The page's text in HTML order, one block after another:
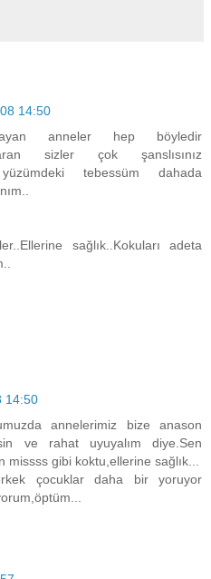
14:50
anneler hep böyledir
sizler çok şanslısınız
yüzümdeki tebessüm dahada
sağlık..Kokuları adeta
14:50
annelerimiz bize anason
ve rahat uyuyalım diye.Sen
gibi koktu,ellerine sağlık...
çocuklar daha bir yoruyor